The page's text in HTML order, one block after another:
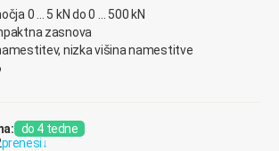
0 5 kN do 0 500 kN
zasnova
, nizka višina namestitve
do 4 tedne
prenesi↓